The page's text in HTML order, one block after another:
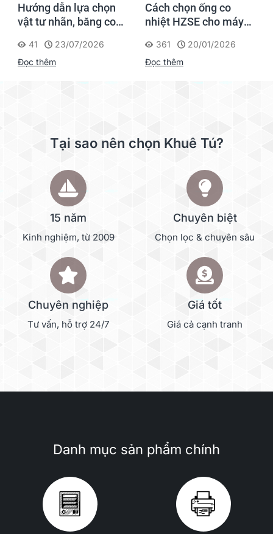
Hướng dẫn lựa chọn
vật tư nhãn, băng co
Supvan G15M Pro
41
23/07/2026
Đọc thêm
Cách chọn ống co
nhiệt HZSE cho máy in
361
20/01/2026
Đọc thêm
Tại sao nên chọn Khuê Tú?
15 năm
Kinh nghiệm, từ 2009
Chuyên biệt
Chọn lọc & chuyên sâu
Chuyên nghiệp
Tư vấn, hỗ trợ 24/7
Giá tốt
Giá cả cạnh tranh
Danh mục sản phẩm chính